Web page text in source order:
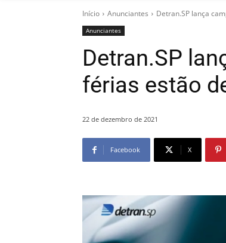
Início Anunciantes Detran.SP lança
Anunciantes
Detran.SP
férias estão
22 de dezembro de 2021
Facebook X